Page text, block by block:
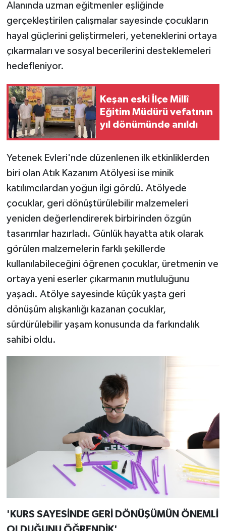
Alanında uzman eğitmenler eşliğinde
gerçekleştirilen çalışmalar sayesinde çocukların
hayal güçlerini geliştirmeleri, yeteneklerini ortaya
çıkarmaları ve sosyal becerilerini desteklemeleri
hedefleniyor.
Keşan eski İlçe Millî
Eğitim Müdürü vefatının
yıl dönümünde anıldı
Yetenek Evleri'nde düzenlenen ilk etkinliklerden
biri olan Atık Kazanım Atölyesi ise minik
katılımcılardan yoğun ilgi gördü. Atölyede
çocuklar, geri dönüştürülebilir malzemeleri
yeniden değerlendirerek birbirinden özgün
tasarımlar hazırladı. Günlük hayatta atık olarak
görülen malzemelerin farklı şekillerde
kullanılabileceğini öğrenen çocuklar, üretmenin ve
ortaya yeni eserler çıkarmanın mutluluğunu
yaşadı. Atölye sayesinde küçük yaşta geri
dönüşüm alışkanlığı kazanan çocuklar,
sürdürülebilir yaşam konusunda da farkındalık
sahibi oldu.
'KURS SAYESİNDE GERİ DÖNÜŞÜMÜN ÖNEMLİ